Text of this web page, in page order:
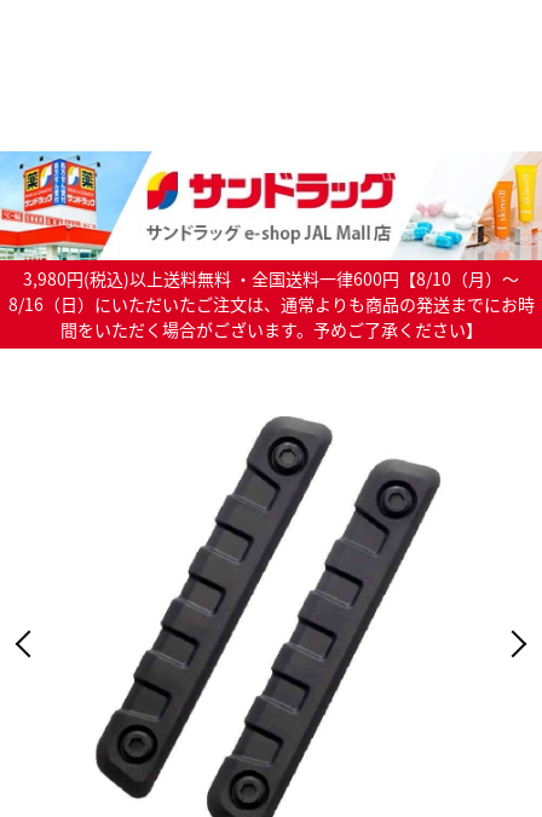
3,980円(税込)以上送料無料 ・全国送料一律600円【8/10（月）～
8/16（日）にいただいたご注文は、通常よりも商品の発送までにお時
間をいただく場合がございます。予めご了承ください】